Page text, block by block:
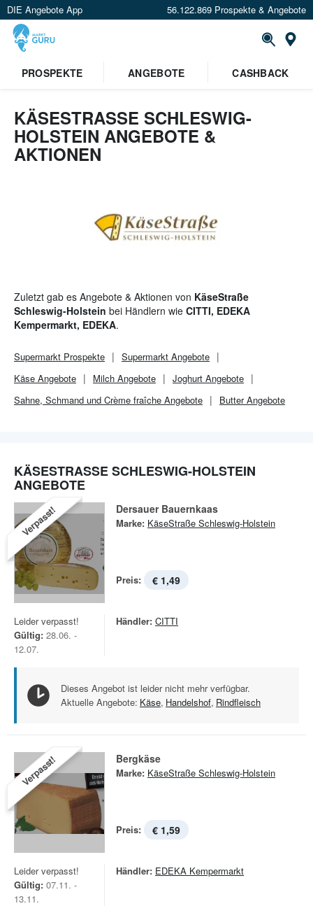
DIE Angebote App 56.122.869 Prospekte & Angebote
Standort festlegen
PROSPEKTE ANGEBOTE CASHBACK
KÄSESTRASSE SCHLESWIG-H
OLSTEIN ANGEBOTE & A
KTIONEN
Zuletzt gab es Angebote & Aktionen von KäseStraße
Schleswig-Holstein bei Händlern wie CITTI, EDEKA
Kempermarkt, EDEKA.
Supermarkt Prospekte Supermarkt Angebote
Käse Angebote
Milch Angebote
Joghurt Angebote
Sahne, Schmand und Crème fraîche Angebote
Butter Angebote
KÄSESTRASSE SCHLESWIG-HOLSTEIN A
NGEBOTE
Verpasst! Dersauer Bauernkaas
Marke: KäseStraße Schleswig-Holstein
Preis: € 1,49
Leider verpasst!
Gültig: 28.06. -
12.07.
Händler: CITTI
Dieses Angebot ist leider nicht mehr verfügbar.
Aktuelle Angebote: Käse, Handelshof, Rindfleisch
Verpasst! Bergkäse
Marke: KäseStraße Schleswig-Holstein
Preis: € 1,59
Leider verpasst!
Gültig: 07.11. -
13.11.
Händler: EDEKA Kempermarkt